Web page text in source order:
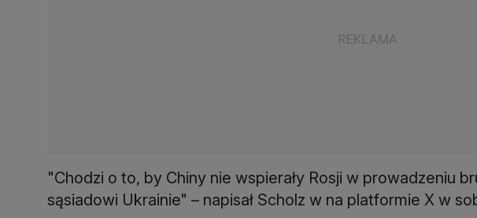
"Chodzi o to, by Chiny nie wspierały Rosji w prowadzeniu
sąsiadowi Ukrainie" – napisał Scholz w na platformie X w